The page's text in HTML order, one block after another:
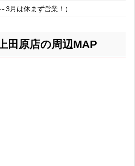
3月は休まず営業！）
田原店の周辺MAP